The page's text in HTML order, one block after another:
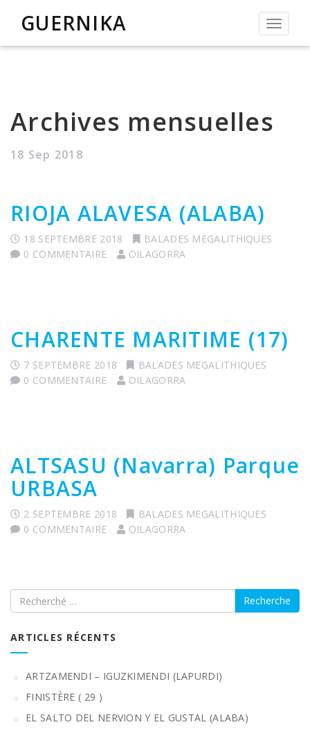
GUERNIKA
Archives mensuelles
18 Sep 2018
RIOJA ALAVESA (ALABA)
18 SEPTEMBRE 2018
BALADES MEGALITHIQUES
0 COMMENTAIRE
OILAGORRA
CHARENTE MARITIME (17)
7 SEPTEMBRE 2018
BALADES MEGALITHIQUES
0 COMMENTAIRE
OILAGORRA
ALTSASU (Navarra) Parque
URBASA
2 SEPTEMBRE 2018
BALADES MEGALITHIQUES
0 COMMENTAIRE
OILAGORRA
Recherche
ARTICLES RÉCENTS
ARTZAMENDI – IGUZKIMENDI (LAPURDI)
FINISTÈRE ( 29 )
EL SALTO DEL NERVION Y EL GUSTAL (ALABA)